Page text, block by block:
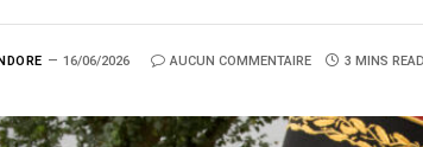
16/06/2026 AUCUN COMMENTAIRE 3 MINS READ